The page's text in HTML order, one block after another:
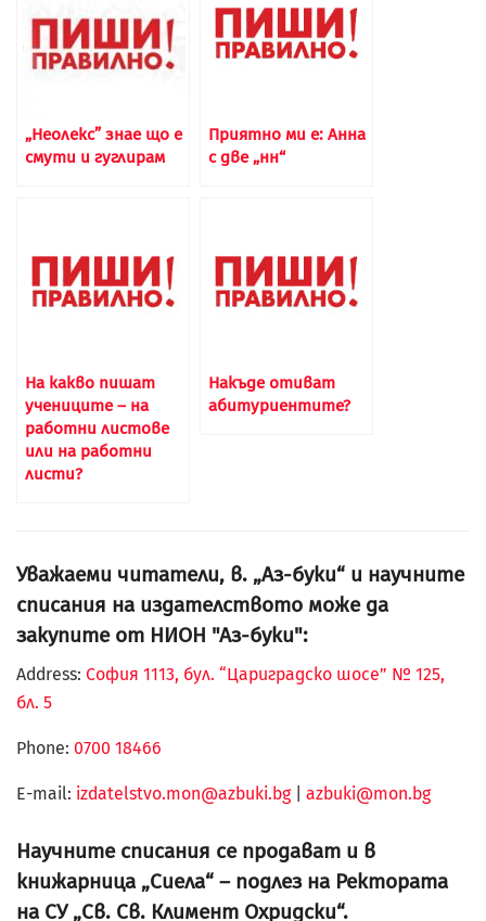
„Неолекс” знае що е
смути и гуглирам
Приятно ми е: Анна
с две „нн“
На какво пишат
учениците – на
работни листове
или на работни
листи?
Накъде отиват
абитуриентите?
Уважаеми читатели, в. „Аз-буки“ и научните
списания на издателството може да
закупите от НИОН "Аз-буки":
Address: София 1113, бул. “Цариградско шосе” № 125,
бл. 5
Phone: 0700 18466
Е-mail: izdatelstvo.mon@azbuki.bg| azbuki@mon.bg
Научните списания се продават и в
книжарница „Сиела“ – подлез на Ректората
на СУ „Св. Св. Климент Охридски“.